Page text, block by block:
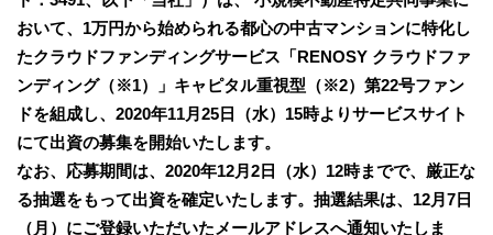
おいて、1万円から始められる都心の中古マンションに特化し
たクラウドファンディングサービス「RENOSY クラウドファ
ンディング（※1）」キャピタル重視型（※2）第22号ファン
ドを組成し、2020年11月25日（水）15時よりサービスサイト
にて出資の募集を開始いたします。
なお、応募期間は、2020年12月2日（水）12時までで、厳正な
る抽選をもって出資を確定いたします。抽選結果は、12月7日
（月）にご登録いただいたメールアドレスへ通知いたしま